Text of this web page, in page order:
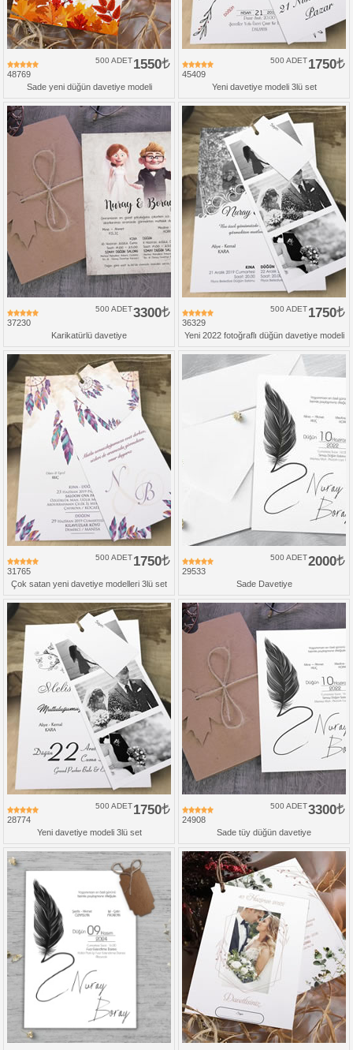
48769
1550
500 ADET
Sade yeni düğün davetiye modeli
45409
1750
500 ADET
Yeni davetiye modeli 3lü set
37230
3300
500 ADET
Karikatürlü davetiye
36329
1750
500 ADET
Yeni 2022 fotoğraflı düğün davetiye modeli
31765
1750
500 ADET
Çok satan yeni davetiye modelleri 3lü set
29533
2000
500 ADET
Sade Davetiye
28774
1750
500 ADET
Yeni davetiye modeli 3lü set
24908
3300
500 ADET
Sade tüy düğün davetiye